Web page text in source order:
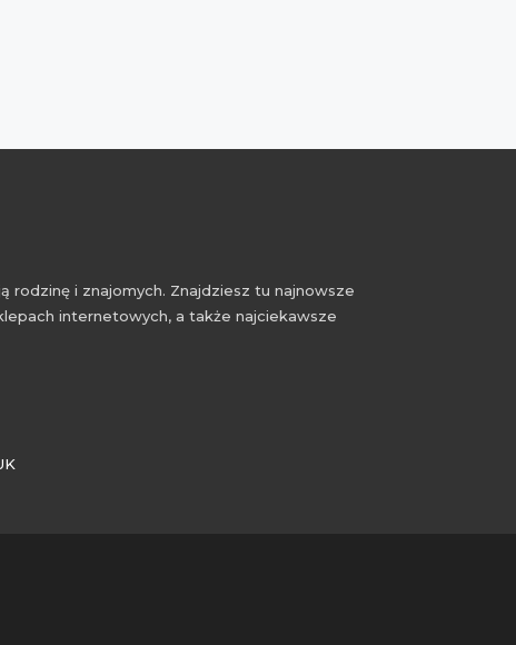
rodzinę i znajomych. Znajdziesz tu najnowsze
internetowych, a także najciekawsze